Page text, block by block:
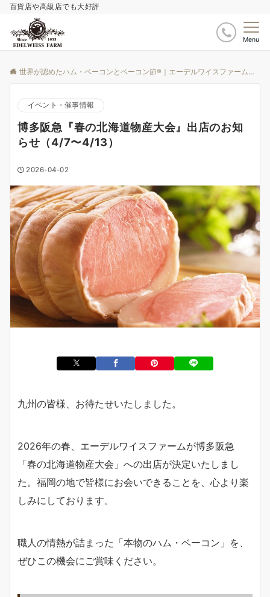
百貨店や高級店でも大好評
Menu
世界が認めたハム・ベーコンとベーコン節®｜エーデルワイスファーム
イベント・催事情報
博多阪急『春の北海道物産大会』出店のお知
らせ（4/7〜4/13）
2026-04-02
九州の皆様、お待たせいたしました。
2026年の春、エーデルワイスファームが博多阪急
「春の北海道物産大会」への出店が決定いたしまし
た。福岡の地で皆様にお会いできることを、心より楽
しみにしております。
職人の情熱が詰まった「本物のハム・ベーコン」を、
ぜひこの機会にご賞味ください。